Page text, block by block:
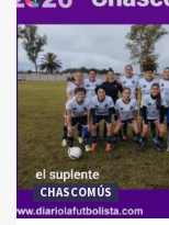
CHASCOMÚS